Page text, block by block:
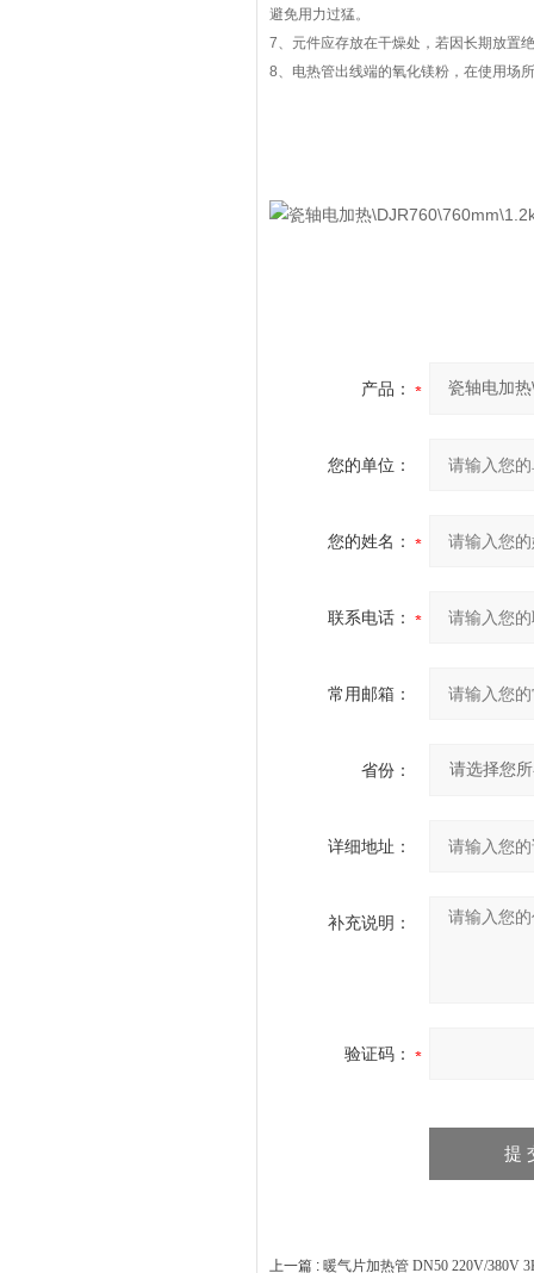
避免用力过猛。
7、元件应存放在干燥处，若因长期放置
8、电热管出线端的氧化镁粉，在使用场
产品：
您的单位：
您的姓名：
联系电话：
常用邮箱：
省份：
详细地址：
补充说明：
验证码：
上一篇 : 暖气片加热管 DN50 220V/380V